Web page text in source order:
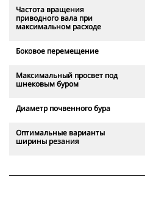
Частота вращения
приводного вала при
максимальном расходе
Боковое перемещение
Максимальный просвет под
шнековым буром
Диаметр почвенного бура
Оптимальные варианты
ширины резания